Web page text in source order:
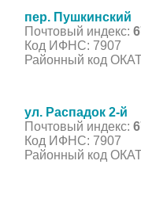
пер. Пушкинский
Почтовый индекс:
Код ИФНС: 7907
Районный код
ул. Распадок 2-й
Почтовый индекс:
Код ИФНС: 7907
Районный код